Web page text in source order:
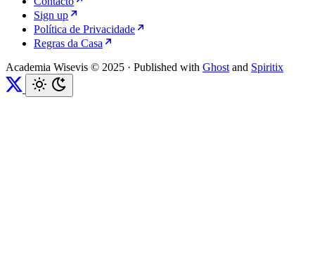
Sign up
Política de Privacidade
Regras da Casa
Academia Wisevis © 2025 · Published with Ghost and Spiritix